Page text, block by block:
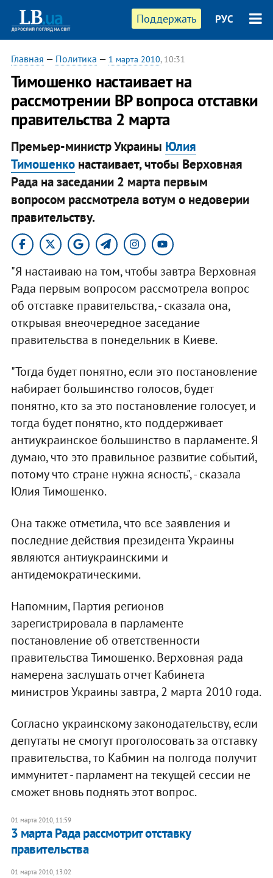
Поддержать РУС
Главная — Политика — 1 марта 2010, 10:31
Тимошенко настаивает на
рассмотрении ВР вопроса отставки
правительства 2 марта
Премьер-министр Украины Юлия
Тимошенконастаивает, чтобы Верховная
Рада на заседании 2 марта первым
вопросом рассмотрела вотум о недоверии
правительству.
"Я настаиваю на том, чтобы завтра Верховная
Рада первым вопросом рассмотрела вопрос
об отставке правительства, - сказала она,
открывая внеочередное заседание
правительства в понедельник в Киеве.
"Тогда будет понятно, если это постановление
набирает большинство голосов, будет
понятно, кто за это постановление голосует, и
тогда будет понятно, кто поддерживает
антиукраинское большинство в парламенте. Я
думаю, что это правильное развитие событий,
потому что стране нужна ясность", - сказала
Юлия Тимошенко.
Она также отметила, что все заявления и
последние действия президента Украины
являются антиукраинскими и
антидемократическими.
Напомним, Партия регионов
зарегистрировала в парламенте
постановление об ответственности
правительства Тимошенко. Верховная рада
намерена заслушать отчет Кабинета
министров Украины завтра, 2 марта 2010 года.
Согласно украинскому законодательству, если
депутаты не смогут проголосовать за отставку
правительства, то Кабмин на полгода получит
иммунитет - парламент на текущей сессии не
сможет вновь поднять этот вопрос.
01 марта 2010, 11:59
3 марта Рада рассмотрит отставку
правительства
01 марта 2010, 13:02